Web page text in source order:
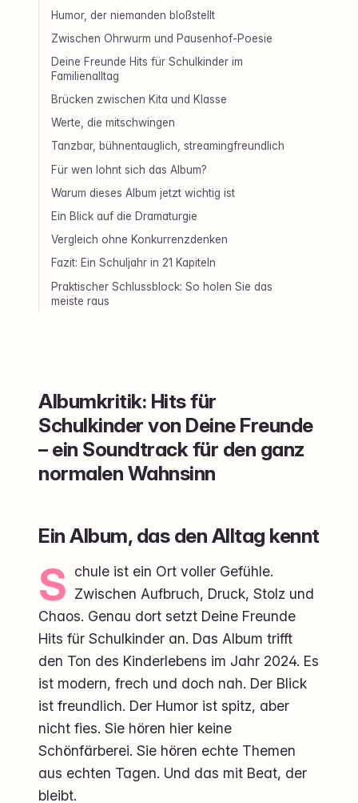
Humor, der niemanden bloßstellt
Zwischen Ohrwurm und Pausenhof-Poesie
Deine Freunde Hits für Schulkinder im
Familienalltag
Brücken zwischen Kita und Klasse
Werte, die mitschwingen
Tanzbar, bühnentauglich, streamingfreundlich
Für wen lohnt sich das Album?
Warum dieses Album jetzt wichtig ist
Ein Blick auf die Dramaturgie
Vergleich ohne Konkurrenzdenken
Fazit: Ein Schuljahr in 21 Kapiteln
Praktischer Schlussblock: So holen Sie das
meiste raus
Albumkritik: Hits für
Schulkinder von Deine Freunde
– ein Soundtrack für den ganz
normalen Wahnsinn
Ein Album, das den Alltag kennt
S chule ist ein Ort voller Gefühle.
Zwischen Aufbruch, Druck, Stolz und
Chaos. Genau dort setzt Deine Freunde
Hits für Schulkinder an. Das Album trifft
den Ton des Kinderlebens im Jahr 2024. Es
ist modern, frech und doch nah. Der Blick
ist freundlich. Der Humor ist spitz, aber
nicht fies. Sie hören hier keine
Schönfärberei. Sie hören echte Themen
aus echten Tagen. Und das mit Beat, der
bleibt.